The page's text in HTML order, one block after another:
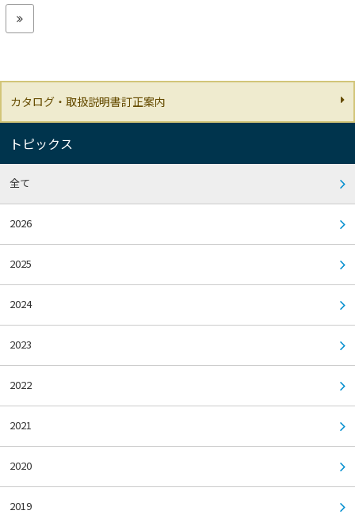
カタログ・取扱説明書訂正案内
トピックス
全て
2026
2025
2024
2023
2022
2021
2020
2019